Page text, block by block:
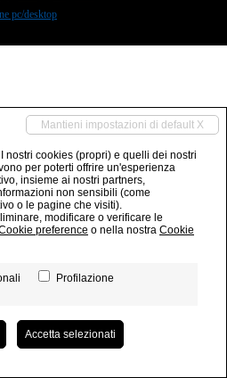
pc/desktop
Mantieni impostazioni di default X
nostri cookies (propri) e quelli dei nostri
per poterti offrire un'esperienza
insieme ai nostri partners,
non sensibili (come
o le pagine che visiti).
modificare o verificare le
preference o nella nostra Cookie
Profilazione
Accetta selezionati